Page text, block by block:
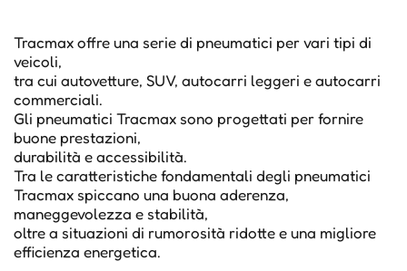
Tracmax offre una serie di pneumatici per vari tipi di
veicoli,
tra cui autovetture, SUV, autocarri leggeri e autocarri
commerciali.
Gli pneumatici Tracmax sono progettati per fornire
buone prestazioni,
durabilità e accessibilità.
Tra le caratteristiche fondamentali degli pneumatici
Tracmax spiccano una buona aderenza,
maneggevolezza e stabilità,
oltre a situazioni di rumorosità ridotte e una migliore
efficienza energetica.